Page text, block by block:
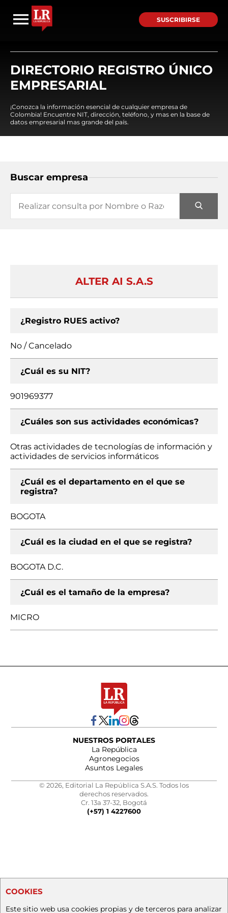
SUSCRIBIRSE
DIRECTORIO REGISTRO ÚNICO
EMPRESARIAL
¡Conozca la información esencial de cualquier empresa de
Colombia! Encuentre NIT, dirección, teléfono, y mas en la base de
datos empresarial mas grande del país.
Buscar empresa
ALTER AI S.A.S
¿Registro RUES activo?
No / Cancelado
¿Cuál es su NIT?
901969377
¿Cuáles son sus actividades económicas?
Otras actividades de tecnologías de información y
actividades de servicios informáticos
¿Cuál es el departamento en el que se
registra?
BOGOTA
¿Cuál es la ciudad en el que se registra?
BOGOTA D.C.
¿Cuál es el tamaño de la empresa?
MICRO
NUESTROS PORTALES
La República
Agronegocios
Asuntos Legales
© 2026, Editorial La República S.A.S. Todos los
derechos reservados.
Cr. 13a 37-32, Bogotá
(+57) 1 4227600
COOKIES
Este sitio web usa cookies propias y de terceros para analizar